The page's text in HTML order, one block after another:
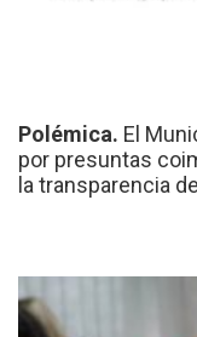
Polémica. El
por presuntas
la transparencia